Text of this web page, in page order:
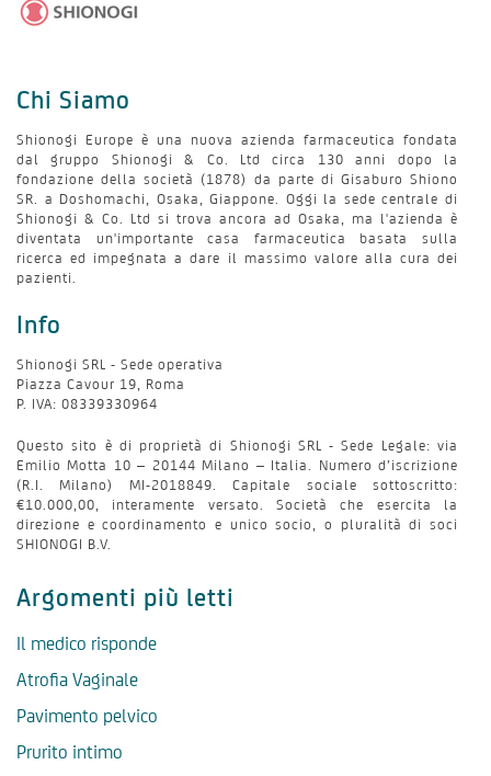
Chi Siamo
Shionogi Europe è una nuova azienda farmaceutica fondata
dal gruppo Shionogi & Co. Ltd circa 130 anni dopo la
fondazione della società (1878) da parte di Gisaburo Shiono
SR. a Doshomachi, Osaka, Giappone. Oggi la sede centrale di
Shionogi & Co. Ltd si trova ancora ad Osaka, ma l'azienda è
diventata un'importante casa farmaceutica basata sulla
ricerca ed impegnata a dare il massimo valore alla cura dei
pazienti.
Info
Shionogi SRL - Sede operativa
Piazza Cavour 19, Roma
P. IVA: 08339330964
Questo sito è di proprietà di Shionogi SRL - Sede Legale: via
Emilio Motta 10 – 20144 Milano – Italia. Numero d’iscrizione
(R.I. Milano) MI-2018849. Capitale sociale sottoscritto:
€10.000,00, interamente versato. Società che esercita la
direzione e coordinamento e unico socio, o pluralità di soci
SHIONOGI B.V.
Argomenti più letti
Il medico risponde
Atrofia Vaginale
Pavimento pelvico
Prurito intimo